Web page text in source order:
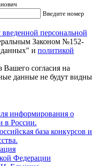
Введите номер
введенной персональной
Законом №152-
и политикой
согласия на
данные не будут видны